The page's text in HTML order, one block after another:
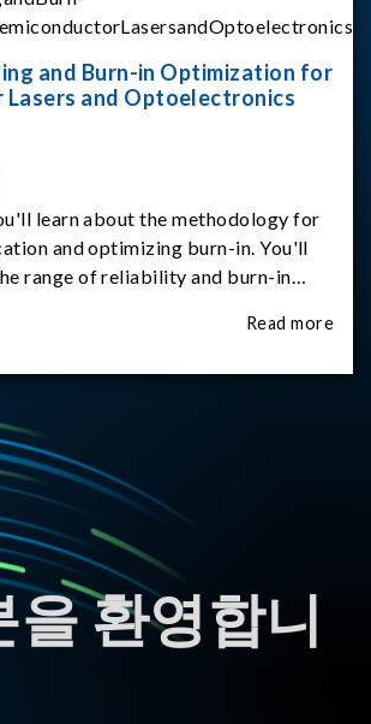
and Burn-in Optimization for
Lasers and Optoelectronics
learn about the methodology for
and optimizing burn-in. You'll
range of reliability and burn-in
Read more
환영합니